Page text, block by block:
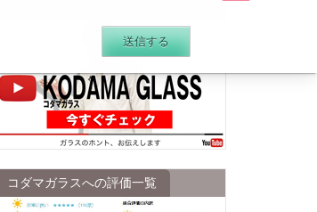
コダマガラスへの評価一覧